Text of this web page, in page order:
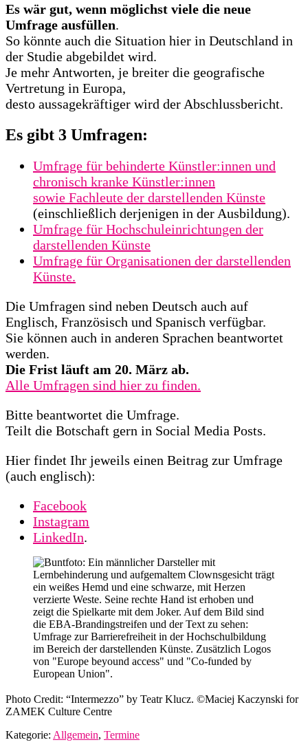
Es wär gut, wenn möglichst viele die neue
Umfrage ausfüllen.
So könnte auch die Situation hier in Deutschland in
der Studie abgebildet wird.
Je mehr Antworten, je breiter die geografische
Vertretung in Europa,
desto aussagekräftiger wird der Abschlussbericht.
Es gibt 3 Umfragen:
Umfrage für behinderte Künstler:innen und
chronisch kranke Künstler:innen
sowie Fachleute der darstellenden Künste
(einschließlich derjenigen in der Ausbildung).
Umfrage für Hochschuleinrichtungen der
darstellenden Künste
Umfrage für Organisationen der darstellenden
Künste.
Die Umfragen sind neben Deutsch auch auf
Englisch, Französisch und Spanisch verfügbar.
Sie können auch in anderen Sprachen beantwortet
werden.
Die Frist läuft am 20. März ab.
Alle Umfragen sind hier zu finden.
Bitte beantwortet die Umfrage.
Teilt die Botschaft gern in Social Media Posts.
Hier findet Ihr jeweils einen Beitrag zur Umfrage
(auch englisch):
Facebook
Instagram
LinkedIn.
Photo Credit: “Intermezzo” by Teatr Klucz. ©Maciej Kaczynski for
ZAMEK Culture Centre
Kategorie: Allgemein, Termine